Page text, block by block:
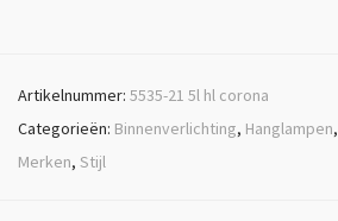
Artikelnummer: 5535-21 5l hl corona
Categorieën: Binnenverlichting, Hanglampen,
Merken, Stijl